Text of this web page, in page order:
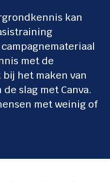
kan
met de
het maken van
slag met Canva.
met weinig of